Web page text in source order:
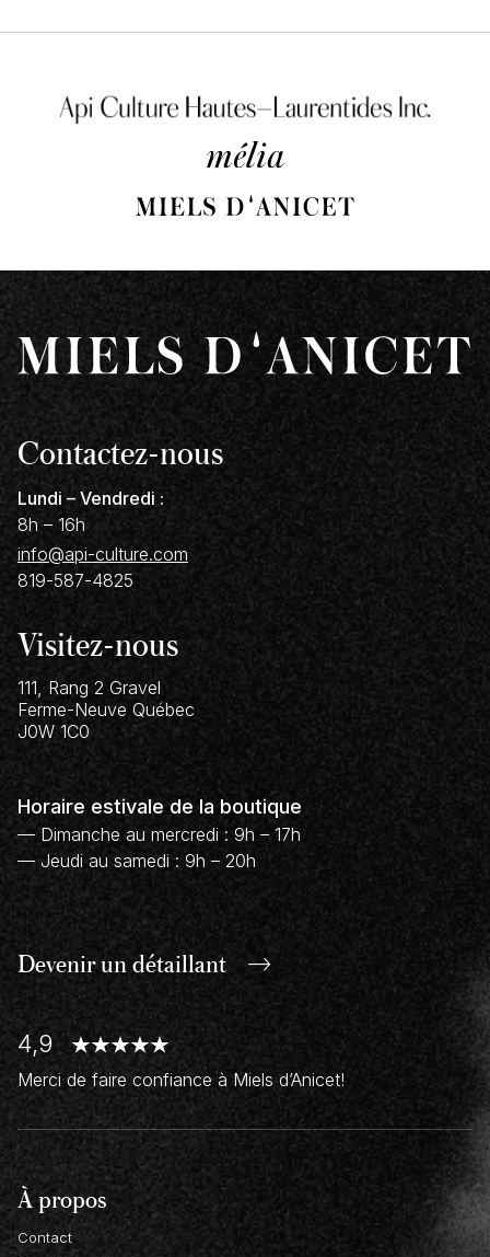
À propos
Contact
Contactez-nous
Lundi – Vendredi :
8h – 16h
info@api-culture.com
819-587-4825
Visitez-nous
111, Rang 2 Gravel
Ferme-Neuve Québec
J0W 1C0
Horaire estivale de la boutique
— Dimanche au mercredi : 9h – 17h
— Jeudi au samedi : 9h – 20h
Devenir undétaillant
4,9
Merci de faire confiance à Miels d’Anicet!